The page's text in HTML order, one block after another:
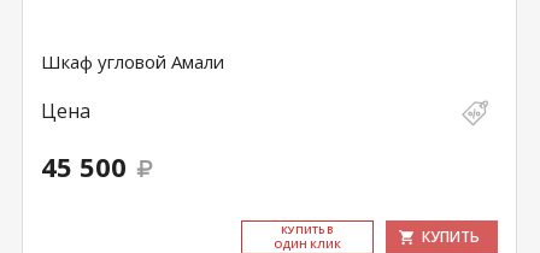
Шкаф угловой Амали
Цена
45 500
КУ­ПИТЬ В
ОДИН КЛИК
КУПИТЬ